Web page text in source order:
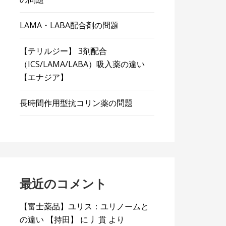
LAMA・LABA配合剤の問題
【テリルジー】 3剤配合
（ICS/LAMA/LABA）吸入薬の違い
【エナジア】
長時間作用型抗コリン薬の問題
最近のコメント
【富士薬品】ユリス：ユリノームと
の違い 【持田】
に 丿貫 より